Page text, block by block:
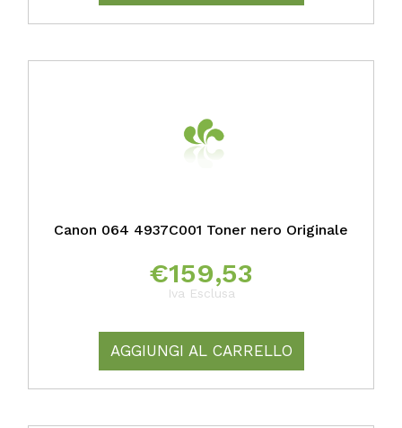
Canon 064 4937C001 Toner nero Originale
€159,53
Iva Esclusa
AGGIUNGI AL CARRELLO